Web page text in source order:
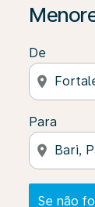
De
location_on
Para
location_on
Se não
Se não